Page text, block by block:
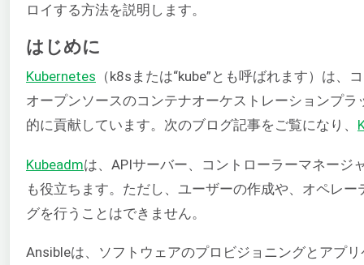
ロイする方法を説明します。
はじめに
Kubernetes （k8sまたは“kube”とも呼ばれます）は
オープンソースのコンテナオーケストレーションプ
的に貢献しています。次のブログ記事をご覧になり、
Kubeadmは、APIサーバー、コントローラーマネージ
も役立ちます。ただし、ユーザーの作成や、オペレ
グを行うことはできません。
Ansibleは、ソフトウェアのプロビジョニングとアプ